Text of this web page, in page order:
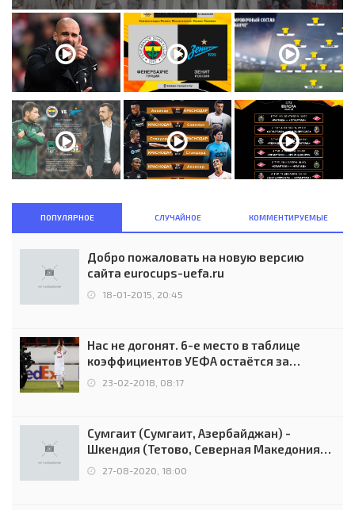
ПОПУЛЯРНОЕ СЛУЧАЙНОЕ КОММЕНТИРУЕМЫЕ
Добро пожаловать на новую версию
сайта eurocups-uefa.ru
18-01-2015, 20:45
Нас не догонят. 6-е место в таблице
коэффициентов УЕФА остаётся за
Россией
23-02-2018, 08:17
Сумгаит (Сумгаит, Азербайджан) -
Шкендия (Тетово, Северная Македония) -
0:2 (0:0)
27-08-2020, 18:00